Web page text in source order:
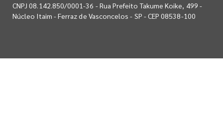
CNPJ 08.142.850/0001-36 - Rua Prefeito Takume Koike, 499 -
Núcleo Itaim - Ferraz de Vasconcelos - SP - CEP 08538-100